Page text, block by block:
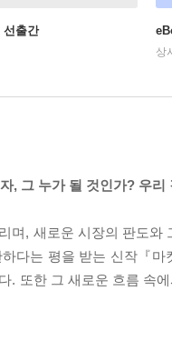
선출간
상
자, 그 누가 될 것인가? 우
며, 새로운 시장의 판도
다는 평을 받는 신작『마
. 또한 그 새로운 흐름 속